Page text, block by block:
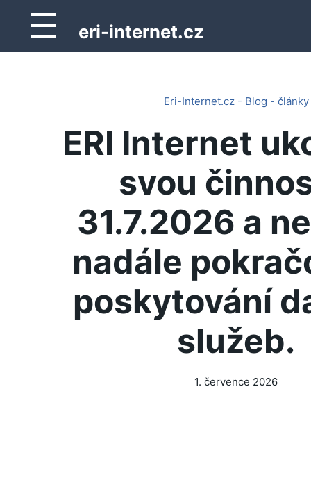
☰ eri-internet.cz
Eri-Internet.cz - Blog - články
ERI Internet
svou
31.7.2026 a
nadále
poskytování
služeb.
1. července 2026